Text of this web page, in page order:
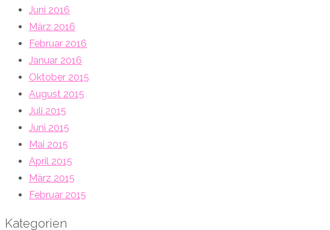
Juni 2016
März 2016
Februar 2016
Januar 2016
Oktober 2015
August 2015
Juli 2015
Juni 2015
Mai 2015
April 2015
März 2015
Februar 2015
Kategorien